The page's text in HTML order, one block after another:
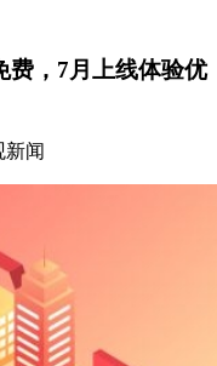
费，7月上线体验优
新闻